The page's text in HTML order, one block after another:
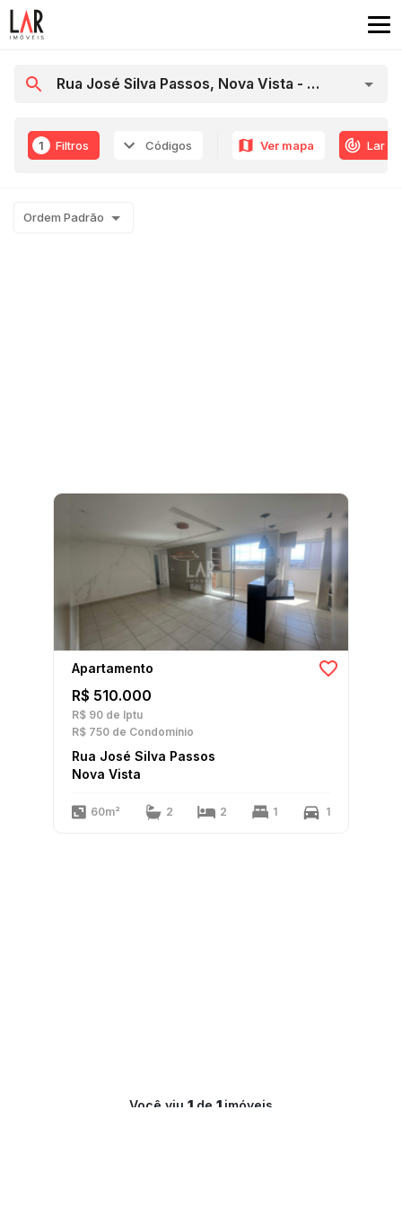
1 Filtros Códigos Ver mapa Lar
Ordem Padrão
Apartamento
R$ 510.000
R$ 90 de Iptu
R$ 750 de Condomínio
Rua José Silva Passos
Nova Vista
60m² 2 2 1 1
Você viu 1 de 1 imóveis